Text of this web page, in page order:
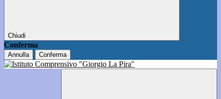
Chiudi
Conferma
Annulla Conferma